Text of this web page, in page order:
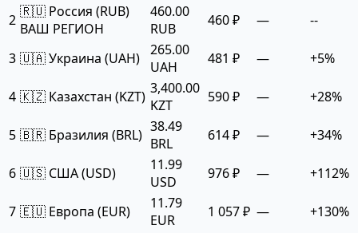
2 🇷🇺 Россия (RUB)
ВАШ РЕГИОН
460.00
RUB
460 ₽ — --
3 🇺🇦 Украина (UAH) 265.00
UAH
481 ₽ — +5%
4 🇰🇿 Казахстан (KZT) 3,400.00
KZT
590 ₽ — +28%
5 🇧🇷 Бразилия (BRL) 38.49
BRL
614 ₽ — +34%
6 🇺🇸 США (USD)
11.99
USD
976 ₽ — +112%
7 🇪🇺 Европа (EUR)
11.79
EUR
1 057 ₽ — +130%